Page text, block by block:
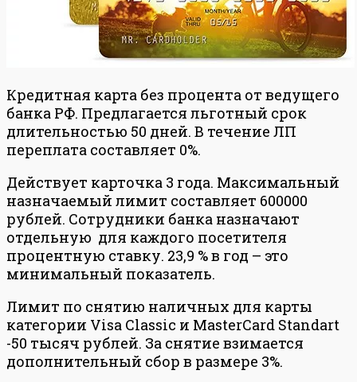
Кредитная карта без процента от ведущего
банка РФ. Предлагается льготный срок
длительностью 50 дней. В течение ЛП
переплата составляет 0%.
Действует карточка 3 года. Максимальный
назначаемый лимит составляет 600000
рублей. Сотрудники банка назначают
отдельную для каждого посетителя
процентную ставку. 23,9 % в год – это
минимальный показатель.
Лимит по снятию наличных для карты
категории Visa Classic и MasterCard Standart
-50 тысяч рублей. За снятие взимается
дополнительный сбор в размере 3%.